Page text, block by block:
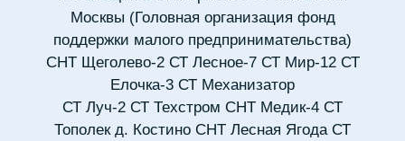
Москвы (Головная организация фонд
поддержки малого предпринимательства)
СНТ Щеголево-2 СТ Лесное-7 СТ Мир-12 СТ
Елочка-3 СТ Механизатор
СТ Луч-2 СТ Техстром СНТ Медик-4 СТ
Тополек д. Костино СНТ Лесная Ягода СТ